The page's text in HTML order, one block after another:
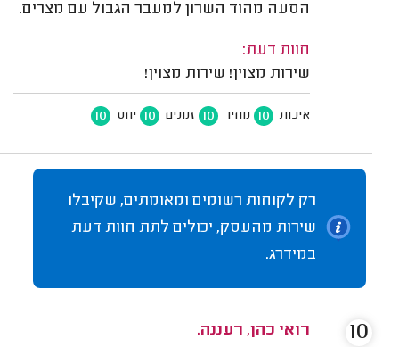
הסעה מהוד השרון למעבר הגבול עם מצרים.
חוות דעת:
שירות מצוין! שירות מצוין!
איכות 10 מחיר 10 זמנים 10 יחס 10
רק לקוחות רשומים ומאומתים, שקיבלו
שירות מהעסק, יכולים לתת חוות דעת
במידרג.
רואי כהן, רעננה.
10